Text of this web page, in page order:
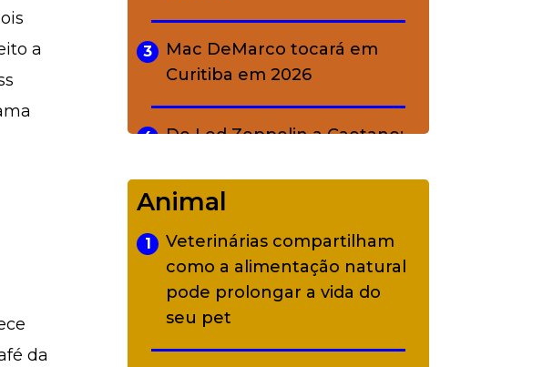
a
da
3
Mac DeMarco tocará em
Curitiba em 2026
4
De Led Zeppelin a Caetano:
diverso a partir de R$ 17
5
Adriana Calcanhotto retoma
alter ego infantil para show
em Curitiba
Animal
1
Veterinárias compartilham
como a alimentação natural
pode prolongar a vida do
seu pet